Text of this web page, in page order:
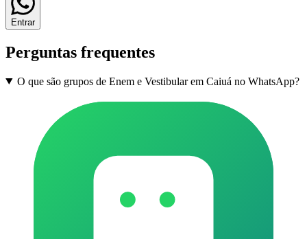
Entrar
Perguntas frequentes
O que são grupos de Enem e Vestibular em Caiuá no WhatsApp?